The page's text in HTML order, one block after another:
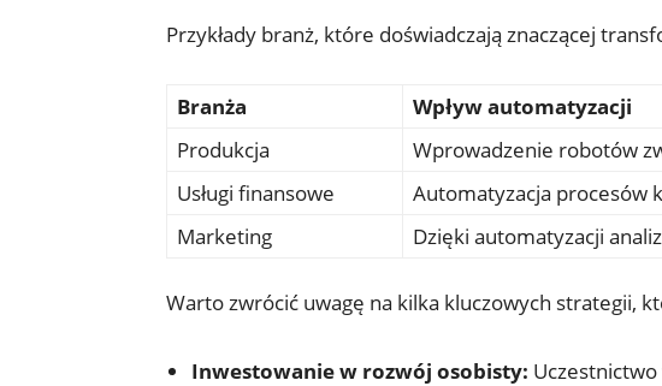
Przykłady branż, które doświadczają znaczącej
Branża
Wpływ automatyzacji
Produkcja
Wprowadzenie robotów
Usługi finansowe
Automatyzacja procesów
Marketing
Dzięki automatyzacji
Warto zwrócić uwagę na kilka kluczowych strategii,
Inwestowanie w rozwój osobisty: